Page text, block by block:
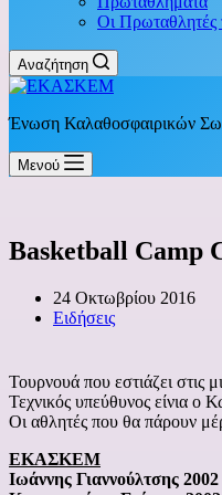
Οι Πρωταθλητές
Αναζήτηση
Ένωση Καλαθοσφαιρικών
Μενού
Basketball Camp
24 Οκτωβρίου 2016
Ειδήσεις
Τουρνουά που εστιάζει
Τεχνικός υπεύθυνος είνια ο
Οι αθλητές που θα πάρουν
ΕΚΑΣΚΕΜ
Ιωάννης Γιαννούλτσης